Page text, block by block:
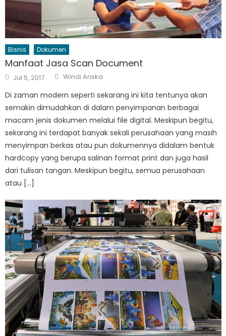
Bisnis Dokumen
Manfaat Jasa Scan Document
Posted
on
Jul 5, 2017 Author
Windi Ariska
Di zaman modern seperti sekarang ini kita tentunya akan
semakin dimudahkan di dalam penyimpanan berbagai
macam jenis dokumen melalui file digital. Meskipun begitu,
sekarang ini terdapat banyak sekali perusahaan yang masih
menyimpan berkas atau pun dokumennya didalam bentuk
hardcopy yang berupa salinan format print dan juga hasil
dari tulisan tangan. Meskipun begitu, semua perusahaan
atau […]